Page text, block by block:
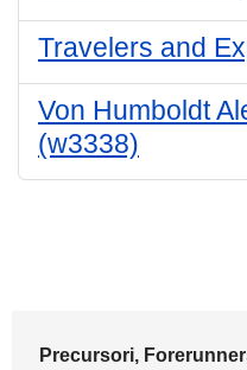
Travelers and
Von Humboldt
(w3338)
Precursori,